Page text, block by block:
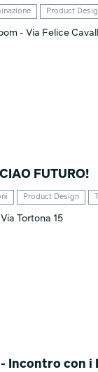
Product
- Via Felice
FUTURO!
Product Design
Tortona 15
- Incontro con i